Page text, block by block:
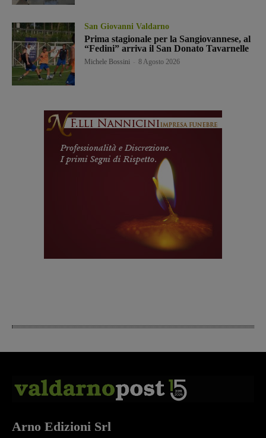
San Giovanni Valdarno
Prima stagionale per la Sangiovannese, al
“Fedini” arriva il San Donato Tavarnelle
Michele Bossini 8 Agosto 2026
Arno Edizioni Srl